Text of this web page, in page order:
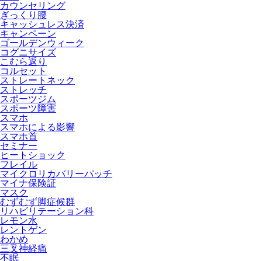
カウンセリング
ぎっくり腰
キャッシュレス決済
キャンペーン
ゴールデンウィーク
コグニサイズ
こむら返り
コルセット
ストレートネック
ストレッチ
スポーツジム
スポーツ障害
スマホ
スマホによる影響
スマホ首
セミナー
ヒートショック
フレイル
マイクロリカバリーパッチ
マイナ保険証
マスク
むずむず脚症候群
リハビリテーション科
レモン水
レントゲン
わかめ
三叉神経痛
不眠